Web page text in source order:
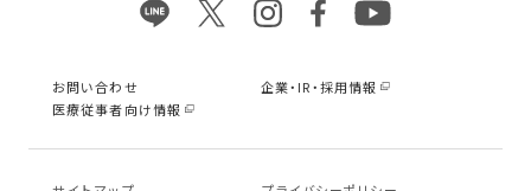
お問い合わせ
企業・IR・採用情報
医療従事者向け情報